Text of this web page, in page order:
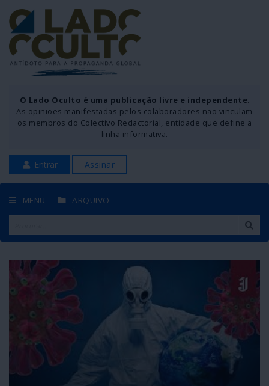
O Lado Oculto é uma publicação livre e independente.
As opiniões manifestadas pelos colaboradores não vinculam
os membros do Colectivo Redactorial, entidade que define a
linha informativa.
Entrar Assinar
MENU ARQUIVO